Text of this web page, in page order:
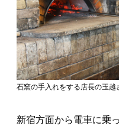
石窯の手入れをする店長の玉越
新宿方面から電車に乗